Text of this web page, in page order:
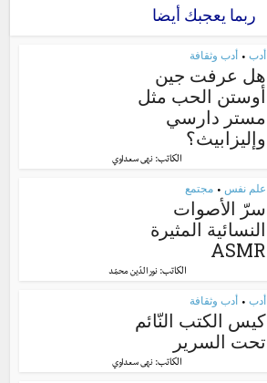
ربما يعجبك أيضا
أدب • أدب وثقافة
هل عرفت جين
أوستن الحب مثل
مستر دارسي
وإليزابيث؟
الكاتب: نهى سعداوي
علم نفس • مجتمع
سرّ الأصوات
النسائية المثيرة
ASMR
الكاتب:نور الدّين محمّد
أدب • أدب وثقافة
كيس الكتب النّائم
تحت السرير
الكاتب: نهى سعداوي